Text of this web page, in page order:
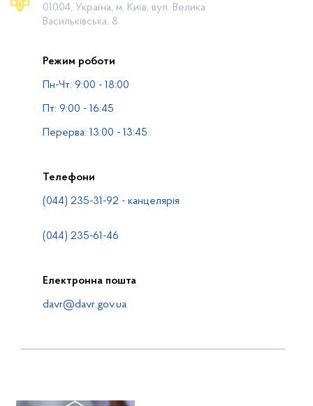
Громадянам
Публічна інформація
Водогосподарські організації
01004, Україна, м. Київ, вул. Велика
Васильківська, 8
Режим роботи
Пн-Чт: 9:00 - 18:00
Пт: 9:00 - 16:45
Перерва: 13:00 - 13:45
Телефони
(044) 235-31-92 - канцелярія
(044) 235-61-46
Електронна пошта
davr@davr.gov.ua